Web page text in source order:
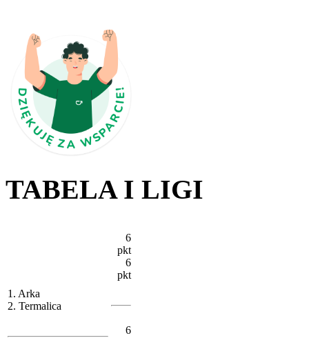
TABELA I LIGI
1. Arka
2. Termalica
6
pkt
6
pkt
6